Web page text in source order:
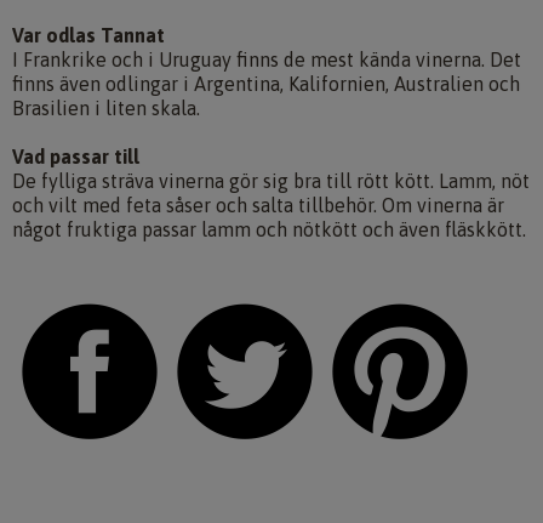
Var odlas Tannat
I Frankrike och i Uruguay finns de mest kända vinerna. Det
finns även odlingar i Argentina, Kalifornien, Australien och
Brasilien i liten skala.
Vad passar till
De fylliga sträva vinerna gör sig bra till rött kött. Lamm, nöt
och vilt med feta såser och salta tillbehör. Om vinerna är
något fruktiga passar lamm och nötkött och även fläskkött.